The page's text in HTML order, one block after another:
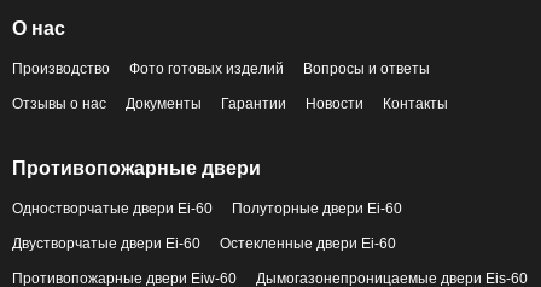
О нас
Производство Фото готовых изделий Вопросы и ответы
Отзывы о нас Документы Гарантии Новости Контакты
Противопожарные двери
Одностворчатые двери Ei-60 Полуторные двери Ei-60
Двустворчатые двери Ei-60 Остекленные двери Ei-60
Противопожарные двери Eiw-60 Дымогазонепроницаемые двери Eis-60